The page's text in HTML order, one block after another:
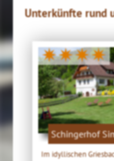
Unterkünfte rund
✷✷✷✷
Schingerhof
Im idyllischen